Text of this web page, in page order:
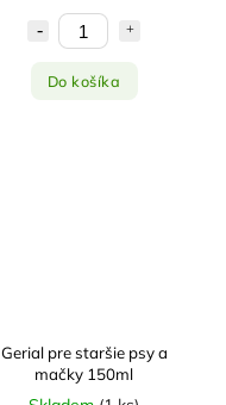
Do košíka
Gerial pre staršie psy a
mačky 150ml